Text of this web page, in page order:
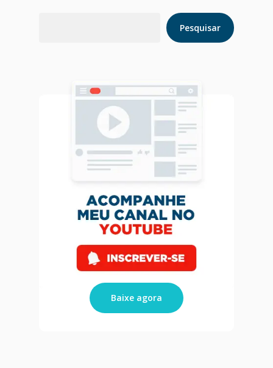
Pesquisar
Baixe agora
Agendar Consulta
Livro 128 Receitas
Contato
Publicações